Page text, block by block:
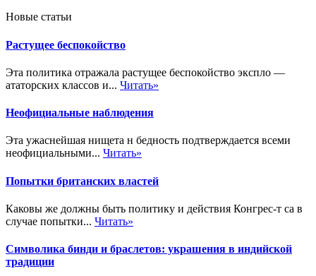
Новые статьи
Растущее беспокойство
Эта политика отражала растущее беспокойство экспло —
ататорских классов и... Читать»
Неофициальные наблюдения
Эта ужаснейшая нищета н бедность подтверждается всеми
неофициальными... Читать»
Попытки британских властей
Каковы же должны быть политику и действия Конгрес-т са в
случае попытки... Читать»
Символика бинди и браслетов: украшения в индийской
традиции